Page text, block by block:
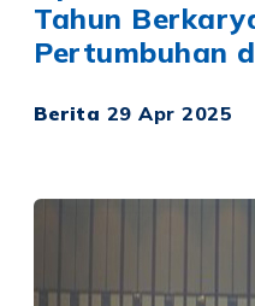
Tahun
Pertumbuhan
Berita 29 Apr 2025